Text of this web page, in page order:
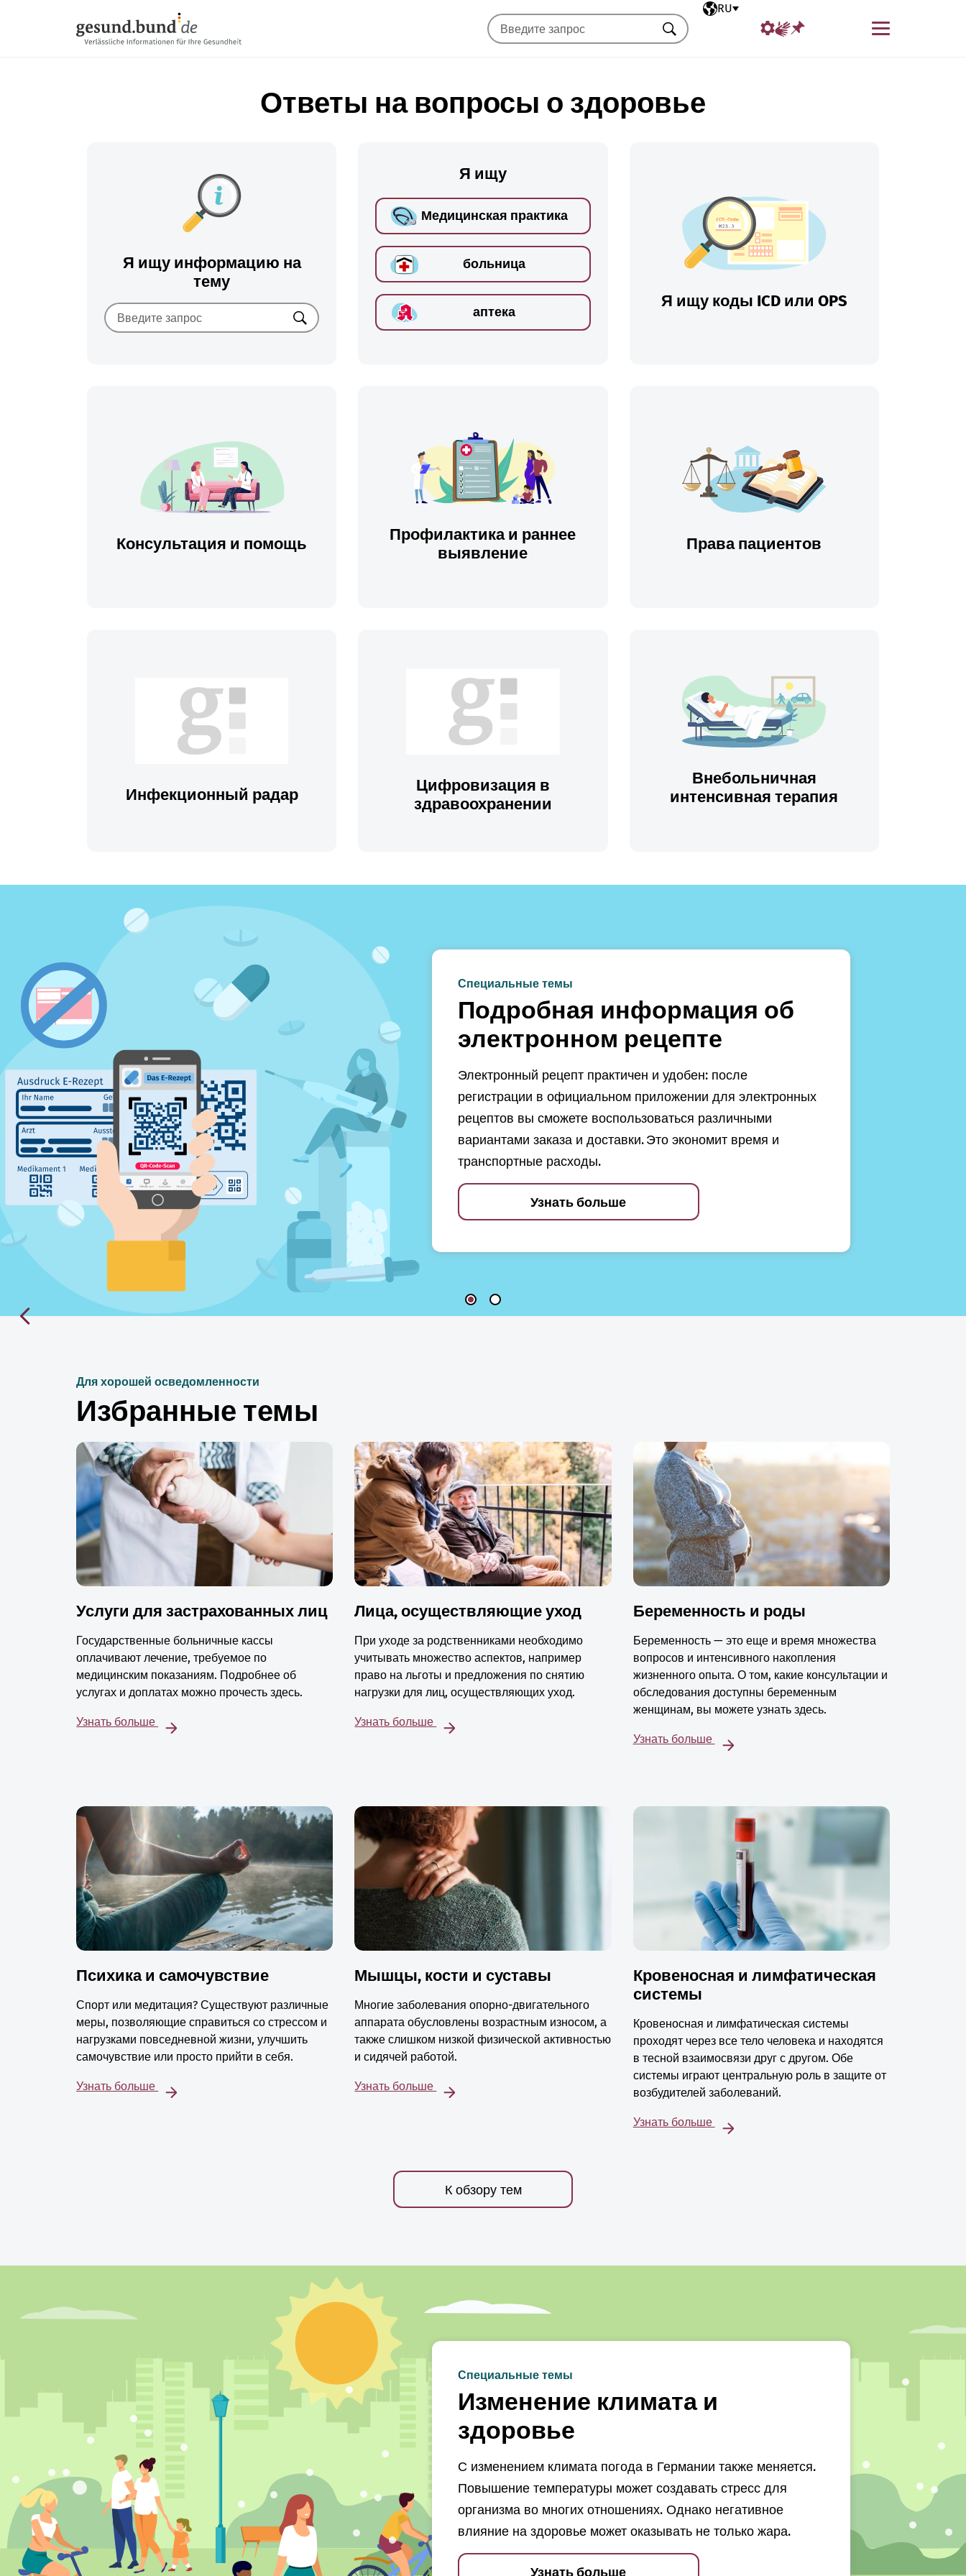
Выбранный язык
RU
Меню
Искать
Ответы на вопросы о здоровье
Я ищу информацию на
тему
Искать
Я ищу
Медицинская практика
больница
аптека
Я ищу коды ICD или OPS
Консультация и помощь
Профилактика и раннее
выявление
Права пациентов
Инфекционный радар
Цифровизация в
здравоохранении
Внебольничная
интенсивная терапия
Специальные темы
Подробная информация об
электронном рецепте
Электронный рецепт практичен и удобен: после
регистрации в официальном приложении для электронных
рецептов вы сможете воспользоваться различными
вариантами заказа и доставки. Это экономит время и
транспортные расходы.
Узнать больше
Для хорошей осведомленности
Избранные темы
Услуги для застрахованных лиц
Государственные больничные кассы
оплачивают лечение, требуемое по
медицинским показаниям. Подробнее об
услугах и доплатах можно прочесть здесь.
Узнать больше
Лица, осуществляющие уход
При уходе за родственниками необходимо
учитывать множество аспектов, например
право на льготы и предложения по снятию
нагрузки для лиц, осуществляющих уход.
Узнать больше
Беременность и роды
Беременность — это еще и время множества
вопросов и интенсивного накопления
жизненного опыта. О том, какие консультации и
обследования доступны беременным
женщинам, вы можете узнать здесь.
Узнать больше
Психика и самочувствие
Спорт или медитация? Существуют различные
меры, позволяющие справиться со стрессом и
нагрузками повседневной жизни, улучшить
самочувствие или просто прийти в себя.
Узнать больше
Мышцы, кости и суставы
Многие заболевания опорно-двигательного
аппарата обусловлены возрастным износом, а
также слишком низкой физической активностью
и сидячей работой.
Узнать больше
Кровеносная и лимфатическая
системы
Кровеносная и лимфатическая системы
проходят через все тело человека и находятся
в тесной взаимосвязи друг с другом. Обе
системы играют центральную роль в защите от
возбудителей заболеваний.
Узнать больше
К обзору тем
Специальные темы
Изменение климата и
здоровье
С изменением климата погода в Германии также меняется.
Повышение температуры может создавать стресс для
организма во многих отношениях. Однако негативное
влияние на здоровье может оказывать не только жара.
Узнать больше